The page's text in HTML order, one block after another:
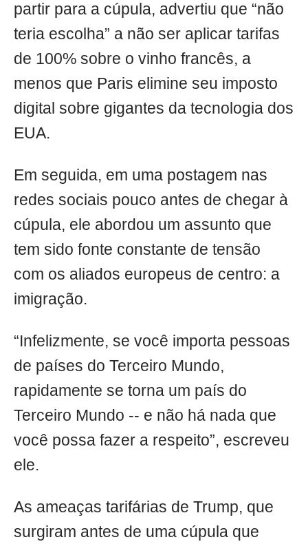
partir para a cúpula, advertiu que “não
teria escolha” a não ser aplicar tarifas
de 100% sobre o vinho francês, a
menos que Paris elimine seu imposto
digital sobre gigantes da tecnologia dos
EUA.
Em seguida, em uma postagem nas
redes sociais pouco antes de chegar à
cúpula, ele abordou um assunto que
tem sido fonte constante de tensão
com os aliados europeus de centro: a
imigração.
“Infelizmente, se você importa pessoas
de países do Terceiro Mundo,
rapidamente se torna um país do
Terceiro Mundo -- e não há nada que
você possa fazer a respeito”, escreveu
ele.
As ameaças tarifárias de Trump, que
surgiram antes de uma cúpula que